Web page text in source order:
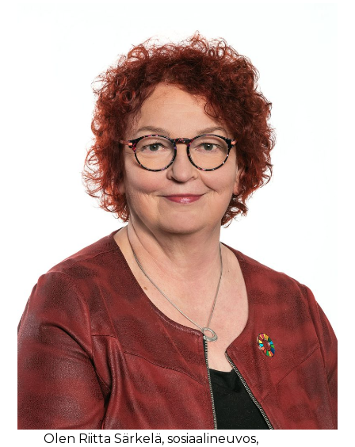
Olen Riitta Särkelä, sosiaalineuvos,